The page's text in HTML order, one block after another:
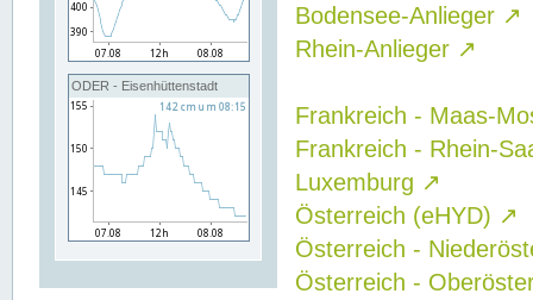
ODER - Eisenhüttenstadt
Bodensee-Anlieger ↗
Rhein-Anlieger ↗
Frankreich - Maas-
Frankreich - Rhein-
Luxemburg ↗
Österreich (eHYD) ↗
Österreich -
Österreich -